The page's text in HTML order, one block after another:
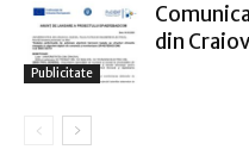
Publicitate
din